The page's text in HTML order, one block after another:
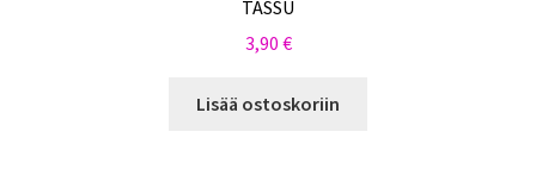
TASSU
3,90 €
Lisää ostoskoriin